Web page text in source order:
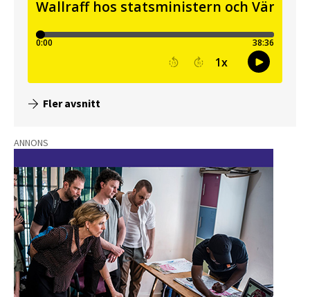
Fler avsnitt
ANNONS